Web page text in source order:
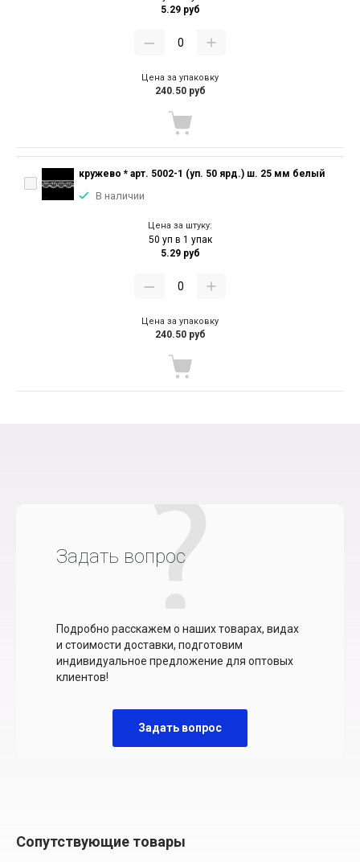
5.29 руб
Цена за упаковку
240.50 руб
кружево * арт. 5002-1 (уп. 50 ярд.) ш. 25 мм белый
В наличии
Цена за штуку:
50 уп в 1 упак
5.29 руб
Цена за упаковку
240.50 руб
Задать вопрос
Подробно расскажем о наших товарах, видах
и стоимости доставки, подготовим
индивидуальное предложение для оптовых
клиентов!
Задать вопрос
Сопутствующие товары